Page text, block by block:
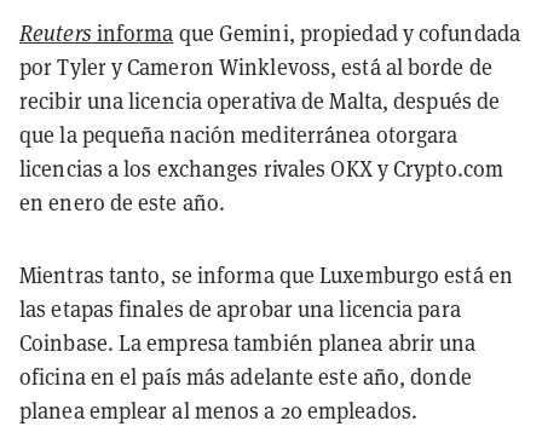
Reuters informa que Gemini, propiedad y cofundada
por Tyler y Cameron Winklevoss, está al borde de
recibir una licencia operativa de Malta, después de
que la pequeña nación mediterránea otorgara
licencias a los exchanges rivales OKX y Crypto.com
en enero de este año.
Mientras tanto, se informa que Luxemburgo está en
las etapas finales de aprobar una licencia para
Coinbase. La empresa también planea abrir una
oficina en el país más adelante este año, donde
planea emplear al menos a 20 empleados.